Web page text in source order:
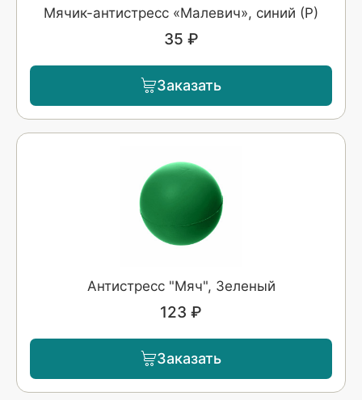
Мячик-антистресс «Малевич», синий (Р)
35 ₽
Заказать
Антистресс "Мяч", Зеленый
123 ₽
Заказать